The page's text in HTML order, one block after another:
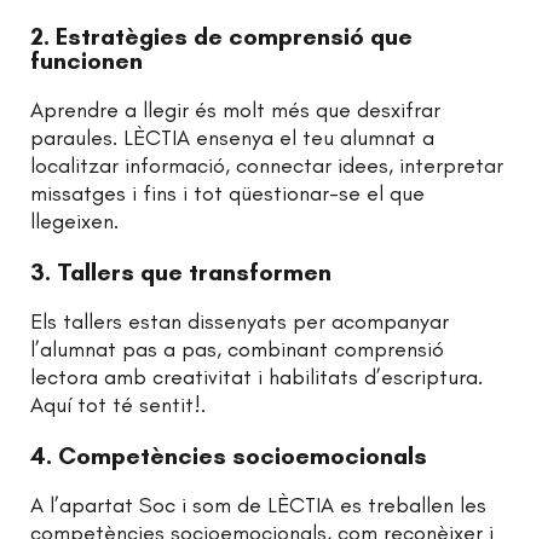
2. Estratègies de comprensió que
funcionen
Aprendre a llegir és molt més que desxifrar
paraules. LÈCTIA ensenya el teu alumnat a
localitzar informació, connectar idees, interpretar
missatges i fins i tot qüestionar-se el que
llegeixen.
3. Tallers que transformen
Els tallers estan dissenyats per acompanyar
l’alumnat pas a pas, combinant comprensió
lectora amb creativitat i habilitats d’escriptura.
Aquí tot té sentit!.
4. Competències socioemocionals
A l’apartat Soc i som de LÈCTIA es treballen les
competències socioemocionals, com reconèixer i